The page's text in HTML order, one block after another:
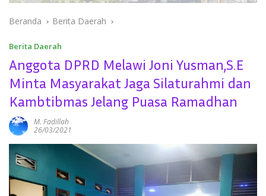
Beranda Berita Daerah
Berita Daerah
Anggota DPRD Melawi Joni Yusman,S.E
Minta Masyarakat Jaga Silaturahmi dan
Kambtibmas Jelang Puasa Ramadhan
M. Fadillah
26/03/2021